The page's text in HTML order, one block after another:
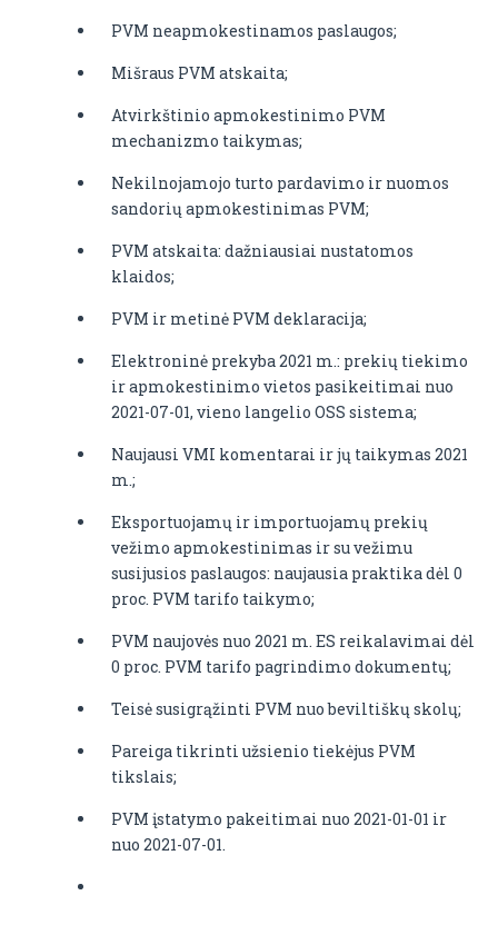
PVM neapmokestinamos paslaugos;
Mišraus PVM atskaita;
Atvirkštinio apmokestinimo PVM
mechanizmo taikymas;
Nekilnojamojo turto pardavimo ir nuomos
sandorių apmokestinimas PVM;
PVM atskaita: dažniausiai nustatomos
klaidos;
PVM ir metinė PVM deklaracija;
Elektroninė prekyba 2021 m.: prekių tiekimo
ir apmokestinimo vietos pasikeitimai nuo
2021-07-01, vieno langelio OSS sistema;
Naujausi VMI komentarai ir jų taikymas 2021
m.;
Eksportuojamų ir importuojamų prekių
vežimo apmokestinimas ir su vežimu
susijusios paslaugos: naujausia praktika dėl 0
proc. PVM tarifo taikymo;
PVM naujovės nuo 2021 m. ES reikalavimai dėl
0 proc. PVM tarifo pagrindimo dokumentų;
Teisė susigrąžinti PVM nuo beviltiškų skolų;
Pareiga tikrinti užsienio tiekėjus PVM
tikslais;
PVM įstatymo pakeitimai nuo 2021-01-01 ir
nuo 2021-07-01.